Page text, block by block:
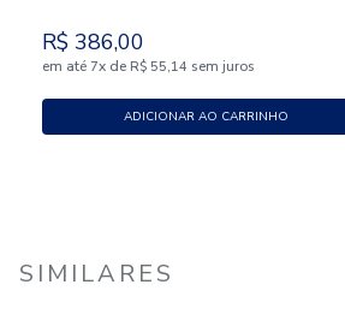
R$ 386,00
em até 7x de R$ 55,14 sem juros
ADICIONAR AO CARRINHO
SIMILARES